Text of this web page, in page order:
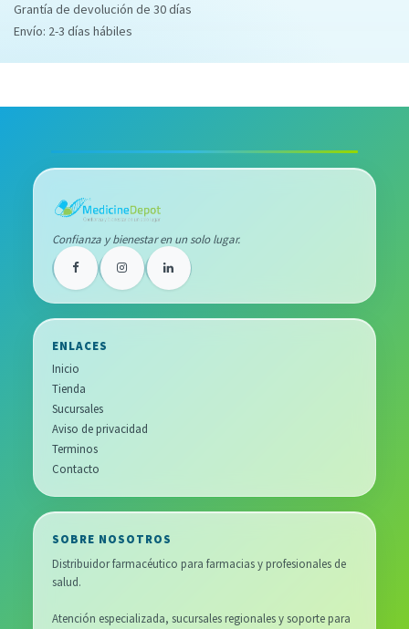
Grantía de devolución de 30 días
Envío: 2-3 días hábiles
Confianza y bienestar en un solo lugar.
ENLACES
Inicio
Tienda
Sucursales
Aviso de privacidad
Terminos
Contacto
SOBRE NOSOTROS
Distribuidor farmacéutico para farmacias y profesionales de
salud.
Atención especializada, sucursales regionales y soporte para